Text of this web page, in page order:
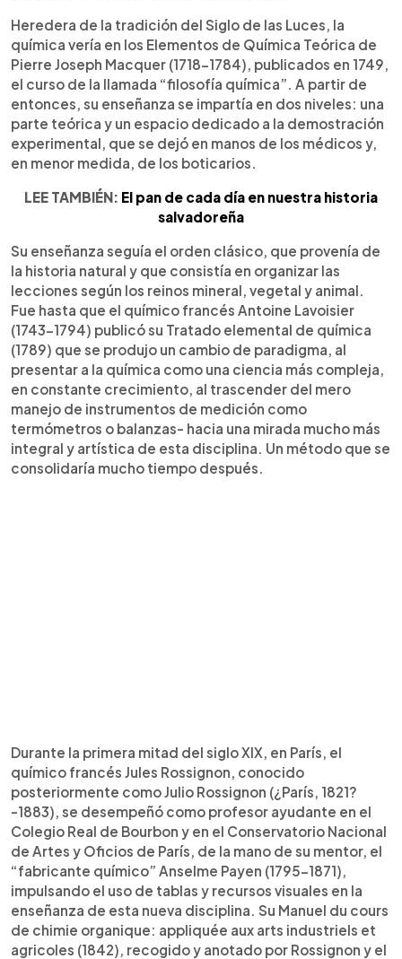
Heredera de la tradición del Siglo de las Luces, la
química vería en los Elementos de Química Teórica de
Pierre Joseph Macquer (1718-1784), publicados en 1749,
el curso de la llamada “filosofía química”. A partir de
entonces, su enseñanza se impartía en dos niveles: una
parte teórica y un espacio dedicado a la demostración
experimental, que se dejó en manos de los médicos y,
en menor medida, de los boticarios.
LEE TAMBIÉN: El pan de cada día en nuestra historia
salvadoreña
Su enseñanza seguía el orden clásico, que provenía de
la historia natural y que consistía en organizar las
lecciones según los reinos mineral, vegetal y animal.
Fue hasta que el químico francés Antoine Lavoisier
(1743-1794) publicó su Tratado elemental de química
(1789) que se produjo un cambio de paradigma, al
presentar a la química como una ciencia más compleja,
en constante crecimiento, al trascender del mero
manejo de instrumentos de medición como
termómetros o balanzas- hacia una mirada mucho más
integral y artística de esta disciplina. Un método que se
consolidaría mucho tiempo después.
Durante la primera mitad del siglo XIX, en París, el
químico francés Jules Rossignon, conocido
posteriormente como Julio Rossignon (¿París, 1821?
-1883), se desempeñó como profesor ayudante en el
Colegio Real de Bourbon y en el Conservatorio Nacional
de Artes y Oficios de París, de la mano de su mentor, el
“fabricante químico” Anselme Payen (1795-1871),
impulsando el uso de tablas y recursos visuales en la
enseñanza de esta nueva disciplina. Su Manuel du cours
de chimie organique: appliquée aux arts industriels et
agricoles (1842), recogido y anotado por Rossignon y el